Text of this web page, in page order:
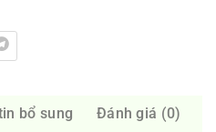
bổ sung Đánh giá (0)